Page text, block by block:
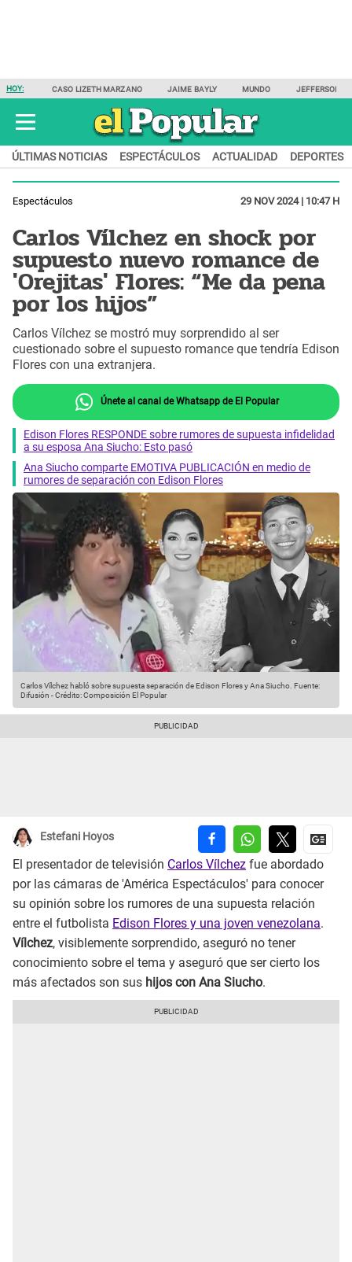
HOY: CASO LIZETH MARZANO JAIME BAYLY MUNDO JEFFERSON
ÚLTIMAS NOTICIAS ESPECTÁCULOS ACTUALIDAD DEPORTES
Espectáculos 29 NOV 2024 | 10:47 H
Carlos Vílchez en shock por
supuesto nuevo romance de
'Orejitas' Flores: “Me da pena
por los hijos”
Carlos Vílchez se mostró muy sorprendido al ser
cuestionado sobre el supuesto romance que tendría Edison
Flores con una extranjera.
Únete al canal de Whatsapp de El Popular
Edison Flores RESPONDE sobre rumores de supuesta infidelidad
a su esposa Ana Siucho: Esto pasó
Ana Siucho comparte EMOTIVA PUBLICACIÓN en medio de
rumores de separación con Edison Flores
Carlos Vílchez habló sobre supuesta separación de Edison Flores y Ana Siucho. Fuente:
Difusión -Crédito: Composición El Popular
Estefani Hoyos
El presentador de televisión Carlos Vílchez fue abordado
por las cámaras de 'América Espectáculos' para conocer
su opinión sobre los rumores de una supuesta relación
entre el futbolista Edison Flores y una joven venezolana.
Vílchez, visiblemente sorprendido, aseguró no tener
conocimiento sobre el tema y aseguró que ser cierto los
más afectados son sus hijos con Ana Siucho.